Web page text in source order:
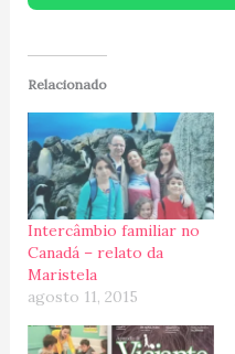
Relacionado
Intercâmbio familiar no
Canadá – relato da
Maristela
agosto 11, 2015